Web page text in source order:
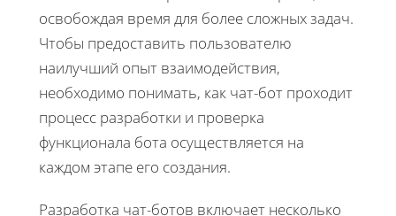
освобождая время для более сложных задач.
Чтобы предоставить пользователю
наилучший опыт взаимодействия,
необходимо понимать, как чат-бот проходит
процесс разработки и проверка
функционала бота осуществляется на
каждом этапе его создания.
Разработка чат-ботов включает несколько